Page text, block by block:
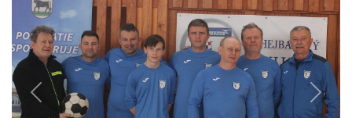
Previous Next